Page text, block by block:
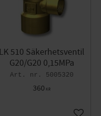
LK 510 Säkerhetsventil
G20/G20 0,15MPa
5005320
360 KR